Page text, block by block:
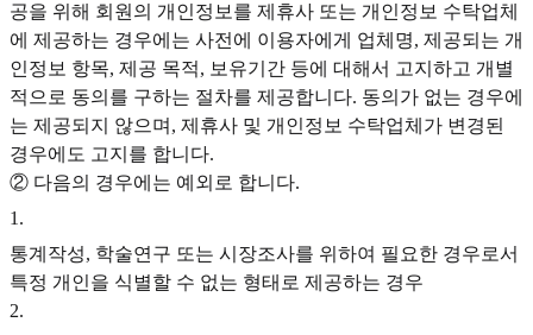
공을 위해 회원의 개인정보를 제휴사 또는 개인정보 수탁업체
에 제공하는 경우에는 사전에 이용자에게 업체명, 제공되는 개
인정보 항목, 제공 목적, 보유기간 등에 대해서 고지하고 개별
적으로 동의를 구하는 절차를 제공합니다. 동의가 없는 경우에
는 제공되지 않으며, 제휴사 및 개인정보 수탁업체가 변경된
경우에도 고지를 합니다.
② 다음의 경우에는 예외로 합니다.
1 .
통계작성, 학술연구 또는 시장조사를 위하여 필요한 경우로서
특정 개인을 식별할 수 없는 형태로 제공하는 경우
2.